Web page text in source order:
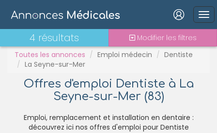
Connexion
Mot de passe oublié ?
Connexion
Toutes les annonces Emploi médecin
Dentiste
La Seyne-sur-Mer
4 résultats Modifier les filtres
PH
Stages - alternance
Statut TNS
Vacations
Offres d'emploi Dentiste à La
Seyne-sur-Mer (83)
Emploi, remplacement et installation en dentaire :
découvrez ici nos offres d'emploi pour Dentiste